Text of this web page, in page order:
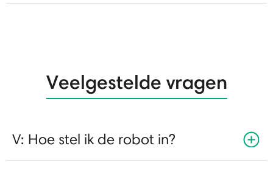
Veelgestelde vragen
V: Hoe stel ik de robot in?